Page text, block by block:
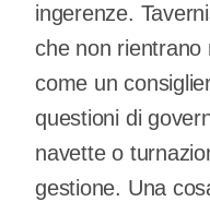
ingerenze.
che non rientrano
come un
questioni di
navette o
gestione. Una